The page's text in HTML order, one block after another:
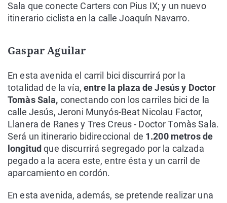
Sala que conecte Carters con Pius IX; y un nuevo
itinerario ciclista en la calle Joaquín Navarro.
Gaspar Aguilar
En esta avenida el carril bici discurrirá por la
totalidad de la vía, entre la plaza de Jesús y Doctor
Tomàs Sala, conectando con los carriles bici de la
calle Jesús, Jeroni Munyós-Beat Nicolau Factor,
Llanera de Ranes y Tres Creus - Doctor Tomàs Sala.
Será un itinerario bidireccional de 1.200 metros de
longitud que discurrirá segregado por la calzada
pegado a la acera este, entre ésta y un carril de
aparcamiento en cordón.
En esta avenida, además, se pretende realizar una